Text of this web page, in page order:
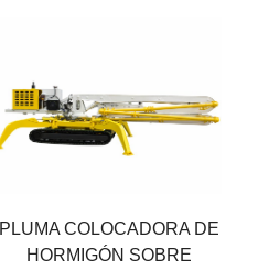
PLUMA COLOCADORA DE
HORMIGÓN SOBRE
21 M
Presión del sistema
66 KW